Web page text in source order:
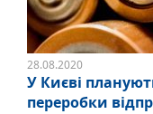
28.08.2020
У Києві
переробки